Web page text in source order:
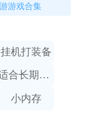
游戏合集
挂机打装备
适合长期搬砖的手游
小内存